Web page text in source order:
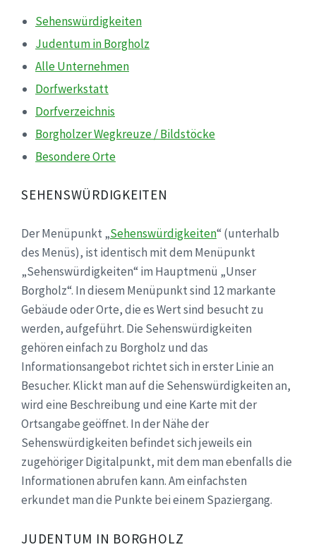
Sehenswürdigkeiten
Judentum in Borgholz
Alle Unternehmen
Dorfwerkstatt
Dorfverzeichnis
Borgholzer Wegkreuze / Bildstöcke
Besondere Orte
SEHENSWÜRDIGKEITEN
Der Menüpunkt „Sehenswürdigkeiten“ (unterhalb
des Menüs), ist identisch mit dem Menüpunkt
„Sehenswürdigkeiten“ im Hauptmenü „Unser
Borgholz“. In diesem Menüpunkt sind 12 markante
Gebäude oder Orte, die es Wert sind besucht zu
werden, aufgeführt. Die Sehenswürdigkeiten
gehören einfach zu Borgholz und das
Informationsangebot richtet sich in erster Linie an
Besucher. Klickt man auf die Sehenswürdigkeiten an,
wird eine Beschreibung und eine Karte mit der
Ortsangabe geöffnet. In der Nähe der
Sehenswürdigkeiten befindet sich jeweils ein
zugehöriger Digitalpunkt, mit dem man ebenfalls die
Informationen abrufen kann. Am einfachsten
erkundet man die Punkte bei einem Spaziergang.
JUDENTUM IN BORGHOLZ